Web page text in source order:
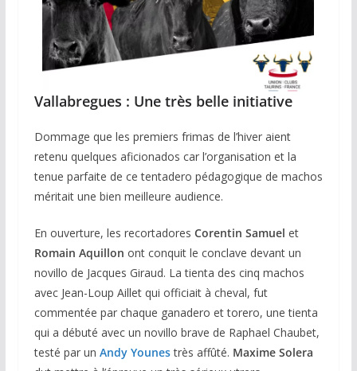
Vallabregues : Une très belle initiative
Dommage que les premiers frimas de l’hiver aient
retenu quelques aficionados car l’organisation et la
tenue parfaite de ce tentadero pédagogique de machos
méritait une bien meilleure audience.
En ouverture, les recortadores Corentin Samuel et
Romain Aquillon ont conquit le conclave devant un
novillo de Jacques Giraud. La tienta des cinq machos
avec Jean-Loup Aillet qui officiait à cheval, fut
commentée par chaque ganadero et torero, une tienta
qui a débuté avec un novillo brave de Raphael Chaubet,
testé par un Andy Younestrès affûté. Maxime Solera